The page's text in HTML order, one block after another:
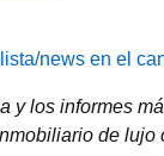
news en el
y los informes
de lujo